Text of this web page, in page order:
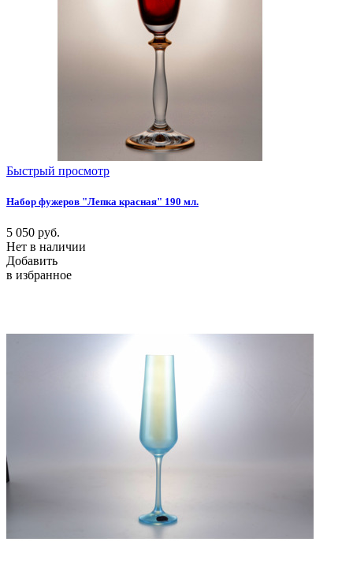
Быстрый просмотр
Набор фужеров "Лепка красная" 190 мл.
5 050 руб.
Нет в наличии
Добавить
в избранное